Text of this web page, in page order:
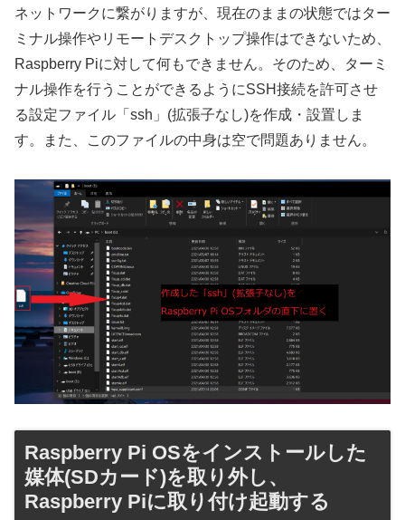
ネットワークに繋がりますが、現在のままの状態ではター
ミナル操作やリモートデスクトップ操作はできないため、
Raspberry Piに対して何もできません。そのため、ターミ
ナル操作を行うことができるようにSSH接続を許可させ
る設定ファイル「ssh」(拡張子なし)を作成・設置しま
す。また、このファイルの中身は空で問題ありません。
Raspberry Pi OSをインストールした
媒体(SDカード)を取り外し、
Raspberry Piに取り付け起動する